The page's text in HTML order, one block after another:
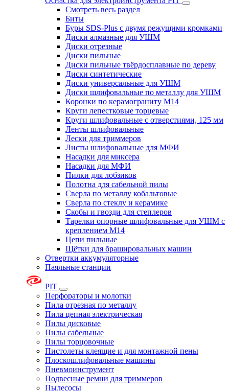
Смотреть весь раздел
Биты
Буры SDS-Plus c двумя режущими кромками
Диски алмазные для УШМ
Диски отрезные
Диски пильные
Диски пильные твёрдосплавные по дереву
Диски синтетические
Диски универсальные для УШМ
Диски шлифовальные по металлу для УШМ
Коронки по керамограниту M14
Круги лепестковые торцевые
Круги шлифовальные с отверстиями, 125 мм
Ленты шлифовальные
Лески для триммеров
Листы шлифовальные для МФИ
Насадки для миксера
Насадки для МФИ
Пилки для лобзиков
Полотна для сабельной пилы
Сверла по металлу кобальтовые
Сверла по стеклу и керамике
Скобы и гвозди для степлеров
Тарелки опорные шлифовальные для УШМ с
креплением М14
Цепи пильные
Щётки для брашировальных машин
Отвертки аккумуляторные
Паяльные станции
PIT
Перфораторы и молотки
Пила отрезная по металлу
Пила цепная электрическая
Пилы дисковые
Пилы сабельные
Пилы торцовочные
Пистолеты клеящие и для монтажной пены
Плоскошлифовальные машины
Пневмоинструмент
Подвесные ремни для триммеров
Пылесосы